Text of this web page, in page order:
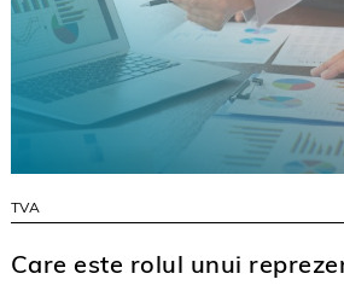
TVA
Care este rolul unui